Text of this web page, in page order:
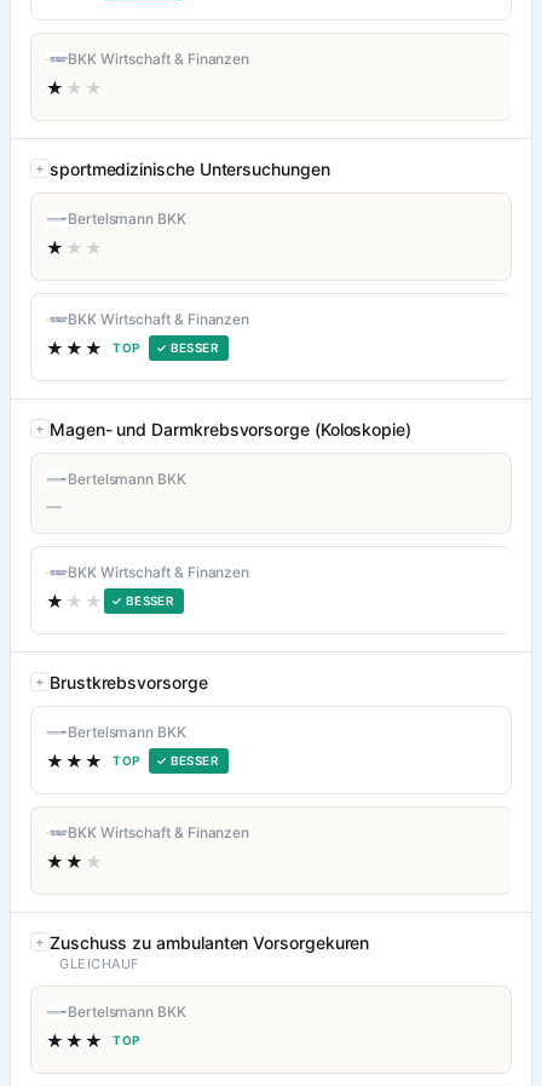
BKK Wirtschaft & Finanzen
★ ★★
sportmedizinische Untersuchungen
Bertelsmann BKK
★ ★★
BKK Wirtschaft & Finanzen
★★★ TOP ✓ BESSER
Magen- und Darmkrebsvorsorge (Koloskopie)
Bertelsmann BKK
—
BKK Wirtschaft & Finanzen
★ ★★ ✓ BESSER
Brustkrebsvorsorge
Bertelsmann BKK
★★★ TOP ✓ BESSER
BKK Wirtschaft & Finanzen
★★ ★
Zuschuss zu ambulanten Vorsorgekuren
GLEICHAUF
Bertelsmann BKK
★★★ TOP